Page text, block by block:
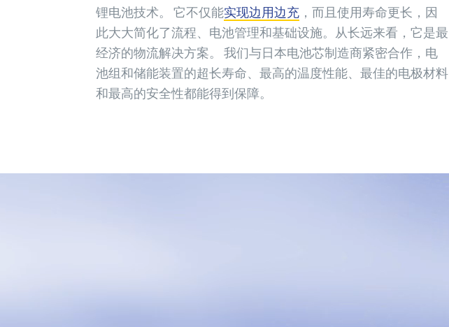
锂电池技术。 它不仅能实现边用边充 ，而且使用寿命更长，因
此大大简化了流程、电池管理和基础设施。从长远来看，它是最
经济的物流解决方案。 我们与日本电池芯制造商紧密合作，电
池组和储能装置的超长寿命、最高的温度性能、最佳的电极材料
和最高的安全性都能得到保障。